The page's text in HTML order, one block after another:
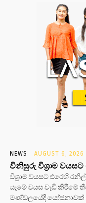
NEWS AUGUST 6, 2026
විනිසුරු විශ්‍රාම
විශ්‍රාම වයසට එරෙහි
යෑමේ වයස වැඩි කිරීමේ
මණ්ඩලයේදී යෝජනාවක්